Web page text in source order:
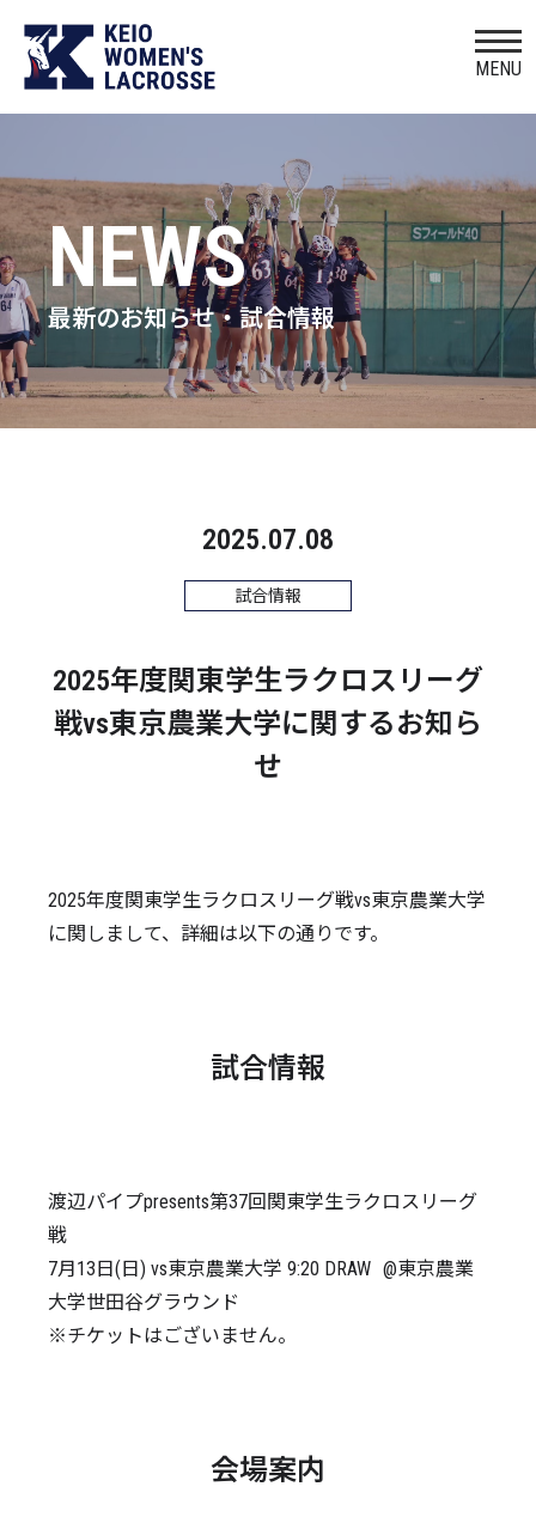
MENU
NEWS
最新のお知らせ・試合情報
2025.07.08
試合情報
2025年度関東学生ラクロスリーグ
戦vs東京農業大学に関するお知ら
せ
2025年度関東学生ラクロスリーグ戦vs東京農業大学
に関しまして、詳細は以下の通りです。
試合情報
渡辺パイプpresents第37回関東学生ラクロスリーグ
戦
7月13日(日) vs東京農業大学 9:20 DRAW @東京農業
大学世田谷グラウンド
※チケットはございません。
会場案内